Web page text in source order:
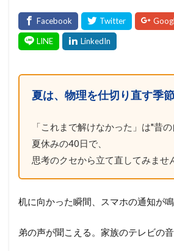
夏は、物理を仕切り直す季節
「これまで解けなかった」は"昔の
夏休みの40日で、
思考のクセから立て直してみませ
机に向かった瞬間、スマホの通知が鳴
弟の声が聞こえる。家族のテレビの音